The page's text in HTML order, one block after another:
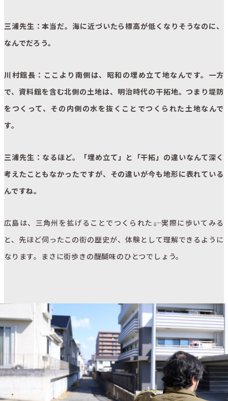
三浦先生：本当だ。海に近づいたら標高が低くなりそうなのに、
なんでだろう。
川村館長：ここより南側は、昭和の埋め立て地なんです。一方
で、資料館を含む北側の土地は、明治時代の干拓地。つまり堤防
をつくって、その内側の水を抜くことでつくられた土地なんで
す。
三浦先生：なるほど。「埋め立て」と「干拓」の違いなんて深く
考えたこともなかったですが、その違いが今も地形に表れている
んですね。
広島は、三角州を拡げることでつくられた――。実際に歩いてみる
と、先ほど伺ったこの街の歴史が、体験として理解できるように
なります。まさに街歩きの醍醐味のひとつでしょう。